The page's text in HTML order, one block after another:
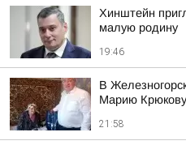
Хинштейн
малую родину
19:46
В
Марию
21:58